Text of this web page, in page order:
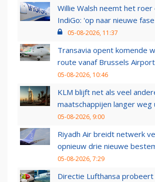
Willie Walsh neemt het roer
IndiGo: 'op naar nieuwe
05-08-2026, 11:37
Transavia opent komende
route vanaf Brussels Airport
05-08-2026, 10:46
KLM blijft net als veel
maatschappijen langer weg
05-08-2026, 9:00
Riyadh Air breidt netwerk
opnieuw drie nieuwe
05-08-2026, 7:29
Directie Lufthansa